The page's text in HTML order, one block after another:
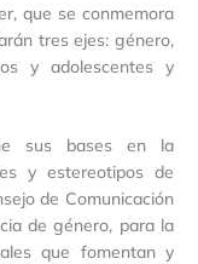
que se conmemora
tres ejes: género,
y adolescentes y
sus bases en la
y estereotipos de
de Comunicación
de género, para la
que fomentan y